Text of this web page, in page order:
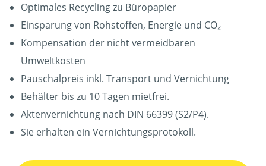
Optimales Recycling zu Büropapier
Einsparung von Rohstoffen, Energie und CO₂
Kompensation der nicht vermeidbaren
Umweltkosten
Pauschalpreis inkl. Transport und Vernichtung
Behälter bis zu 10 Tagen mietfrei.
Aktenvernichtung nach DIN 66399 (S2/P4).
Sie erhalten ein Vernichtungsprotokoll.